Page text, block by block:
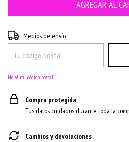
Entregas para el CP:
Medios de envío
No sé mi código postal
Compra protegida
Tus datos cuidados durante toda la
Cambios y devoluciones